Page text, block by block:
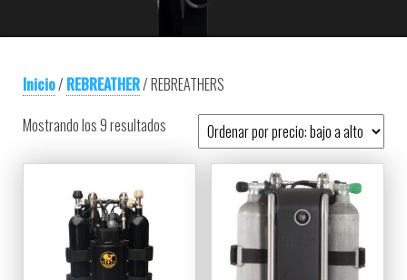
Inicio/ REBREATHER/ REBREATHERS
Mostrando los 9 resultados Ordenado por precio: bajo a alto